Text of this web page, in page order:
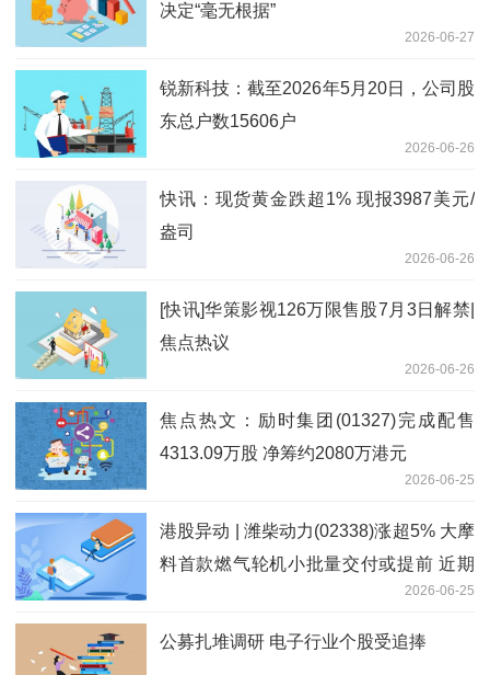
决定“毫无根据”
2026-06-27
锐新科技：截至2026年5月20日，公司股
东总户数15606户
2026-06-26
快讯：现货黄金跌超1% 现报3987美元/
盎司
2026-06-26
[快讯]华策影视126万限售股7月3日解禁|
焦点热议
2026-06-26
焦点热文：励时集团(01327)完成配售
4313.09万股 净筹约2080万港元
2026-06-25
港股异动 | 潍柴动力(02338)涨超5% 大摩
料首款燃气轮机小批量交付或提前 近期
2026-06-25
公募扎堆调研 电子行业个股受追捧